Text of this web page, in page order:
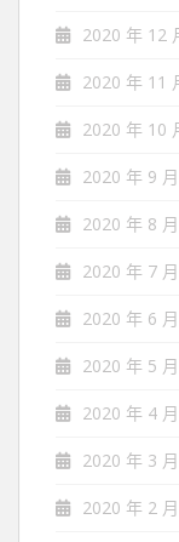
2020 年 12
2020 年 11
2020 年 10
2020 年 9 月
2020 年 8 月
2020 年 7 月
2020 年 6 月
2020 年 5 月
2020 年 4 月
2020 年 3 月
2020 年 2 月